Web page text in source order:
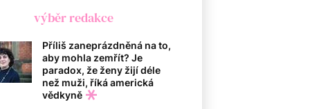
výběr redakce
Příliš zaneprázdněná na to,
aby mohla zemřít? Je
paradox, že ženy žijí déle
než muži, říká americká
vědkyně